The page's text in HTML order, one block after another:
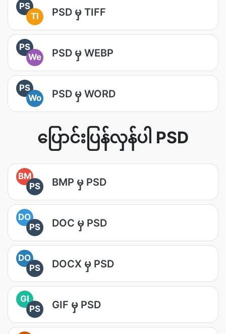
PS
TI
PSD မှ TIFF
PS
We
PSD မှ WEBP
PS
Wo
PSD မှ WORD
ပြောင်းပြန်လှန်ပါ PSD
BM
PS
BMP မှ PSD
DO
PS
DOC မှ PSD
DO
PS
DOCX မှ PSD
GI
PS
GIF မှ PSD